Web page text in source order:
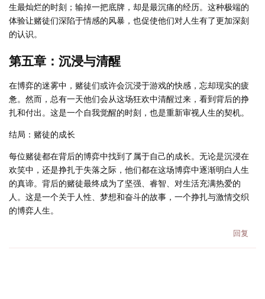
生最灿烂的时刻；输掉一把底牌，却是最沉痛的经历。这种极端的
体验让赌徒们深陷于情感的风暴，也促使他们对人生有了更加深刻
的认识。
第五章：沉浸与清醒
在博弈的迷雾中，赌徒们或许会沉浸于游戏的快感，忘却现实的疲
惫。然而，总有一天他们会从这场狂欢中清醒过来，看到背后的挣
扎和付出。这是一个自我觉醒的时刻，也是重新审视人生的契机。
结局：赌徒的成长
每位赌徒都在背后的博弈中找到了属于自己的成长。无论是沉浸在
欢笑中，还是挣扎于失落之际，他们都在这场博弈中逐渐明白人生
的真谛。背后的赌徒最终成为了坚强、睿智、对生活充满热爱的
人。这是一个关于人性、梦想和奋斗的故事，一个挣扎与激情交织
的博弈人生。
回复